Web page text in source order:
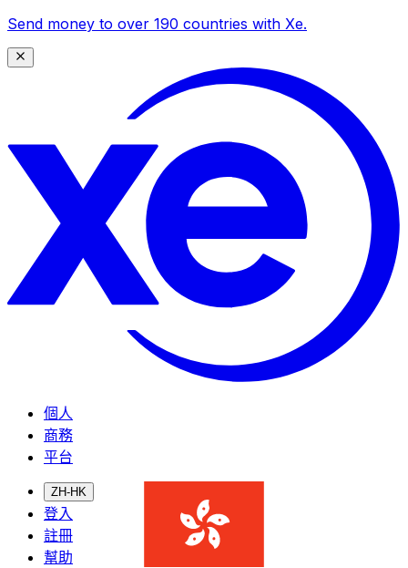
Send money to over 190 countries with Xe.
個人
商務
平台
ZH-HK
登入
註冊
幫助